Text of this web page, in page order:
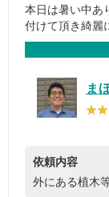
本日は暑い中あ
付けて頂き綺麗
ま
依頼内容
外にある植木